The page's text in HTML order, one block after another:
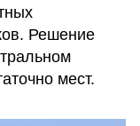
Решение
мест.